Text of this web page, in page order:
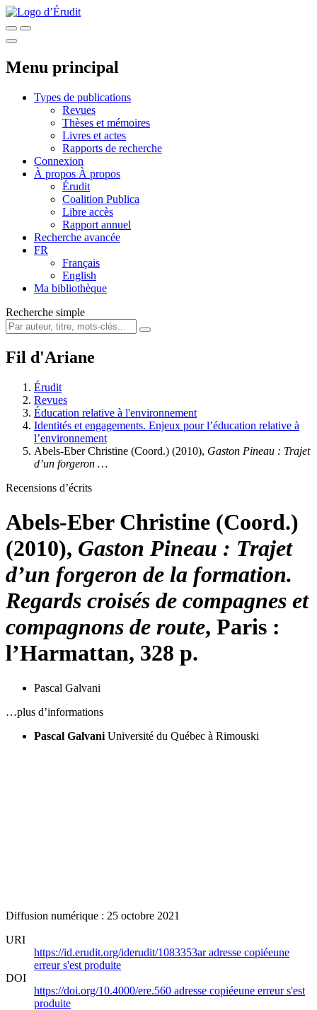
Menu principal
Types de publications
Revues
Thèses et mémoires
Livres et actes
Rapports de recherche
Connexion
À propos À propos
Érudit
Coalition Publica
Libre accès
Rapport annuel
Recherche avancée
FR
Français
English
Ma bibliothèque
Recherche simple
Fil d'Ariane
Érudit
Revues
Éducation relative à l'environnement
Identités et engagements. Enjeux pour l’éducation relative à
l’environnement
Abels-Eber Christine (Coord.) (2010), Gaston Pineau : Trajet
d’un forgeron …
Recensions d’écrits
Abels-Eber Christine (Coord.)
(2010), Gaston Pineau : Trajet
d’un forgeron de la formation.
Regards croisés de compagnes et
compagnons de route, Paris :
l’Harmattan, 328 p.
Pascal Galvani
…plus d’informations
Pascal Galvani Université du Québec à Rimouski
Diffusion numérique : 25 octobre 2021
URI
https://id.erudit.org/iderudit/1083353aradresse copiéeune
erreur s'est produite
DOI
https://doi.org/10.4000/ere.560 adresse copiéeune erreur s'est
produite